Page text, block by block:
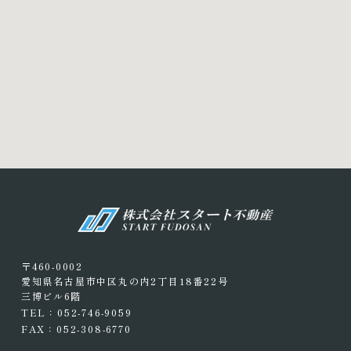
〒460-0002
愛知県名古屋市中区丸の内2丁目18番22号
三博ビル6階
TEL：052-746-9059
FAX：052-308-6770